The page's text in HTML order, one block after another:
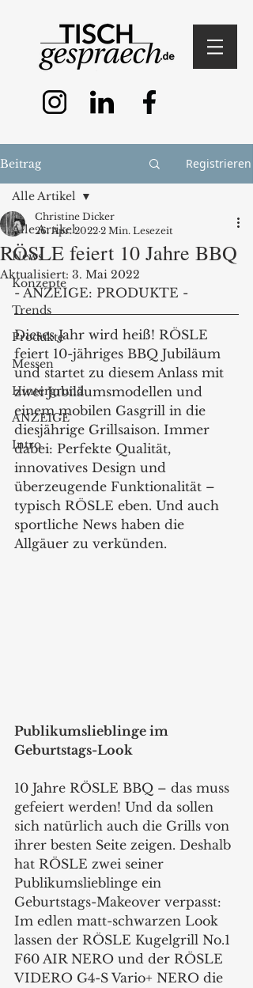
Beitrag Registrieren
Alle Artikel
News
Konzepte
Trends
Produkte
Messen
Hintergrund
ANZEIGE
Intro
Alle Artikel
RÖSLE feiert 10 Jahre BBQ
Christine Dicker
26. Apr. 2022 2 Min. Lesezeit
Aktualisiert: 3. Mai 2022
- ANZEIGE: PRODUKTE -
Dieses Jahr wird heiß! RÖSLE
feiert 10-jähriges BBQ Jubiläum
und startet zu diesem Anlass mit
zwei Jubiläumsmodellen und
einem mobilen Gasgrill in die
diesjährige Grillsaison. Immer
dabei: Perfekte Qualität,
innovatives Design und
überzeugende Funktionalität –
typisch RÖSLE eben. Und auch
sportliche News haben die
Allgäuer zu verkünden.
Publikumslieblinge im
Geburtstags-Look
10 Jahre RÖSLE BBQ – das muss
gefeiert werden! Und da sollen
sich natürlich auch die Grills von
ihrer besten Seite zeigen. Deshalb
hat RÖSLE zwei seiner
Publikumslieblinge ein
Geburtstags-Makeover verpasst:
Im edlen matt-schwarzen Look
lassen der RÖSLE Kugelgrill No.1
F60 AIR NERO und der RÖSLE
VIDERO G4-S Vario+ NERO die